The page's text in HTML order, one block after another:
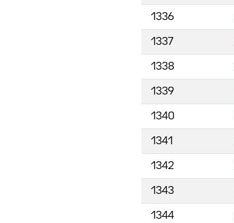
1336
1337
1338
1339
1340
1341
1342
1343
1344